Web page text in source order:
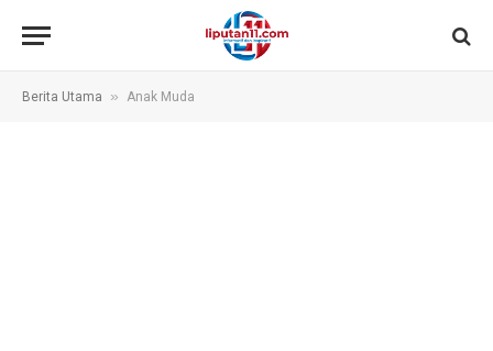
Berita Utama » Anak Muda